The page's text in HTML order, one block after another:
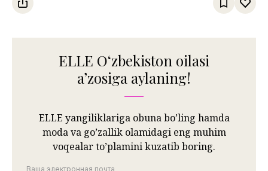
ELLE Oʻzbekiston oilasi
aʼzosiga aylaning!
ELLE yangiliklariga obuna bo’ling hamda
moda va go’zallik olamidagi eng muhim
voqealar to’plamini kuzatib boring.
Ваша электронная почта